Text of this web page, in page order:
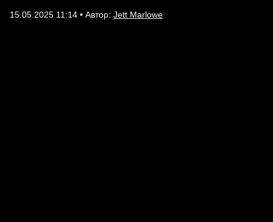
15.05.2025 11:14 • Автор: Jett Marlowe